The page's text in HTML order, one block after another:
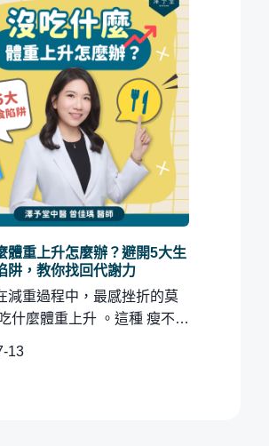
體重上升怎麼辦？避開5大生
阱，教你找回代謝力
減重過程中，最感挫折的莫
13